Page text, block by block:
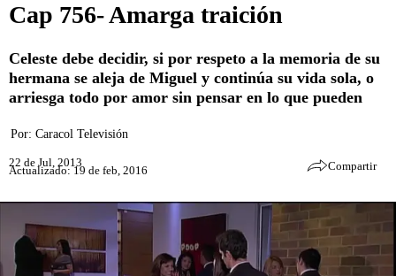
Cap 756- Amarga traición
Celeste debe decidir, si por respeto a la memoria de su
hermana se aleja de Miguel y continúa su vida sola, o
arriesga todo por amor sin pensar en lo que pueden
Por: Caracol Televisión
22 de Jul, 2013
Actualizado: 19 de feb, 2016 Compartir